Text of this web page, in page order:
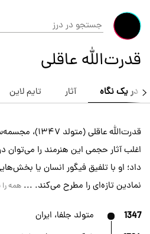
قدرت‌الله عاقلی
در یک نگاه آثار تایم لاین
قدرت‌الله عاقلی
اغلب آثار حجمی این هنرمند را می‌توان
داد؛ او با تلفیق فیگور انسان یا
نمادین تازه‌ای را مطرح می‌کند. ... همه را
1347 متولد جلفا، ایران